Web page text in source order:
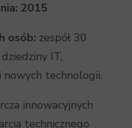
2015
osób: zespół 30
IT,
technologii.
innowacyjnych
technicznego